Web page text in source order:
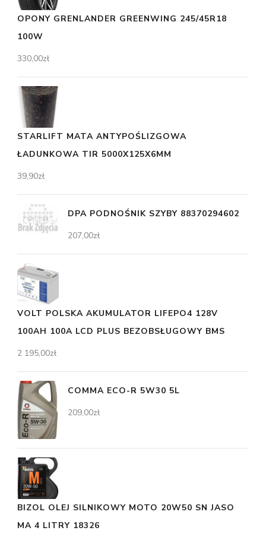
OPONY GRENLANDER GREENWING 245/45R18
100W
330,00zł
STARLIFT MATA ANTYPOŚLIZGOWA
ŁADUNKOWA TIR 5000X125X6MM
39,90zł
DPA PODNOŚNIK SZYBY 88370294602
207,00zł
VOLT POLSKA AKUMULATOR LIFEPO4 128V
100AH 100A LCD PLUS BEZOBSŁUGOWY BMS
2 195,00zł
COMMA ECO-R 5W30 5L
209,00zł
BIZOL OLEJ SILNIKOWY MOTO 20W50 SN JASO
MA 4 LITRY 18326